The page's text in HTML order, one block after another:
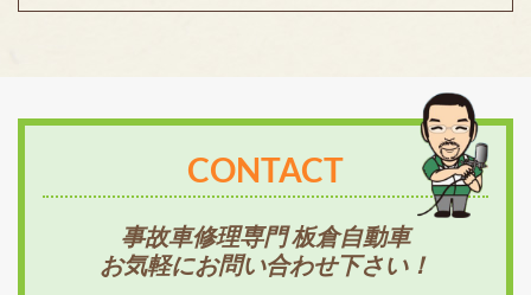
CONTACT
事故車修理専門 板倉自動車
お気軽にお問い合わせ下さい！